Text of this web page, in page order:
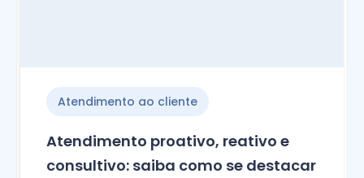
Atendimento ao cliente
Atendimento proativo, reativo e
consultivo: saiba como se destacar